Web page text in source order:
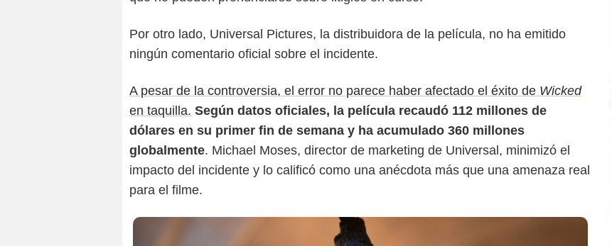
Por otro lado, Universal Pictures, la distribuidora de la película, no ha emitido
ningún comentario oficial sobre el incidente.
A pesar de la controversia, el error no parece haber afectado el éxito de Wicked
en taquilla. Según datos oficiales, la película recaudó 112 millones de
dólares en su primer fin de semana y ha acumulado 360 millones
globalmente. Michael Moses, director de marketing de Universal, minimizó el
impacto del incidente y lo calificó como una anécdota más que una amenaza real
para el filme.